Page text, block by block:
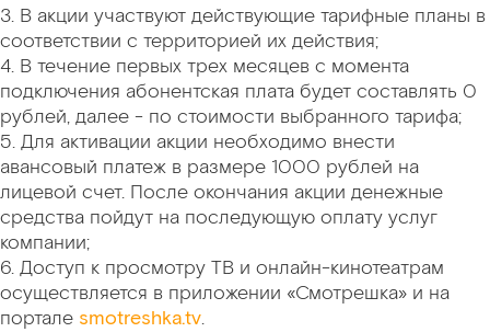
3. В акции участвуют действующие тарифные планы в
соответствии с территорией их действия;
4. В течение первых трех месяцев с момента
подключения абонентская плата будет составлять 0
рублей, далее - по стоимости выбранного тарифа;
5. Для активации акции необходимо внести
авансовый платеж в размере 1000 рублей на
лицевой счет. После окончания акции денежные
средства пойдут на последующую оплату услуг
компании;
6. Доступ к просмотру ТВ и онлайн-кинотеатрам
осуществляется в приложении «Смотрешка» и на
портале smotreshka.tv.